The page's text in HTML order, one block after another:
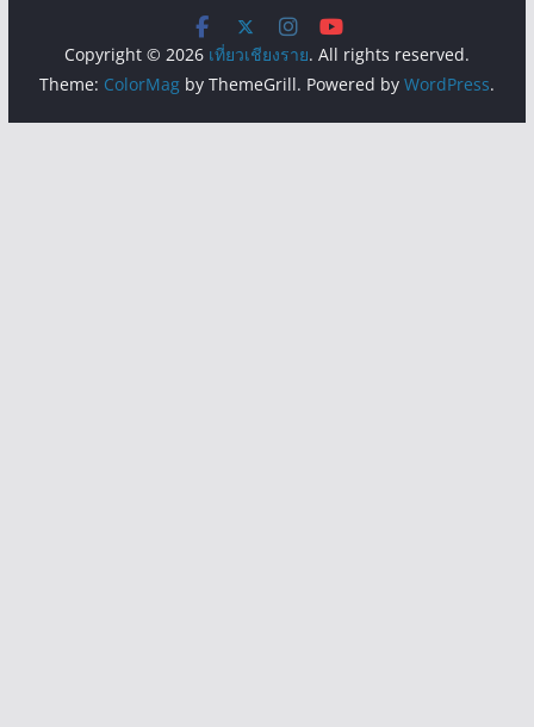
Copyright © 2026 เที่ยวเชียงราย. All rights reserved.
Theme: ColorMagby ThemeGrill. Powered by WordPress.